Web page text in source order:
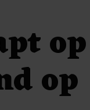
op
op